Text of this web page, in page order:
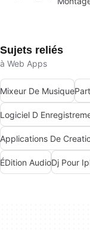
Sujets reliés
à Web Apps
Mixeur De Musique
Logiciel D
ÉDition AudioDj Pour